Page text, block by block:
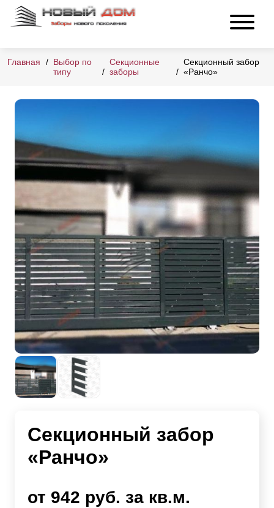
Главная
Выбор по
типу
Секционные
заборы
Секционный забор
«Ранчо»
Секционный забор
«Ранчо»
от 942 руб. за кв.м.